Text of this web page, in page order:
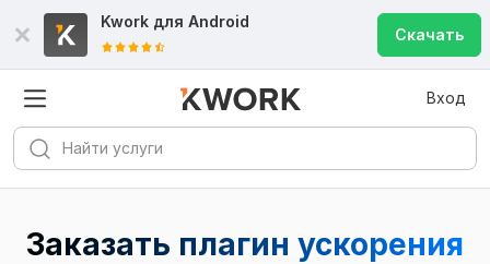
Kwork для Android
Скачать
Вход
Заказать плагин ускорения